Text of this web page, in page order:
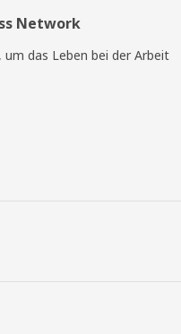
Network
um das Leben bei der Arbeit